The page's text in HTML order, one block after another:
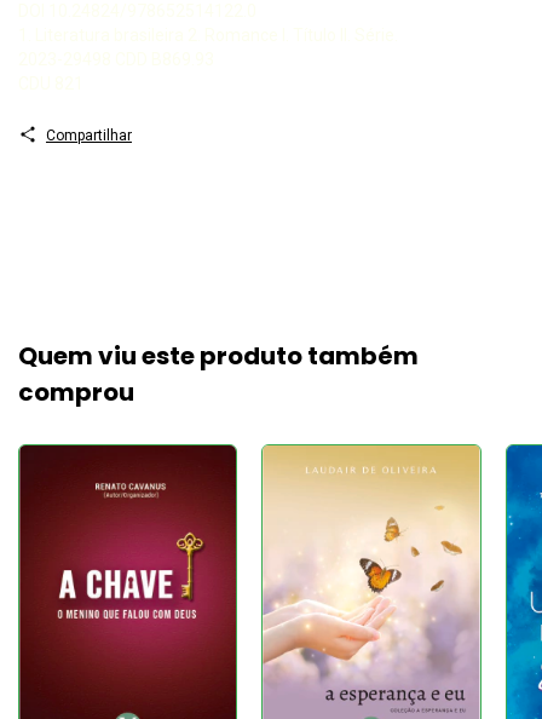
Compartilhar
Quem viu este produto também
comprou